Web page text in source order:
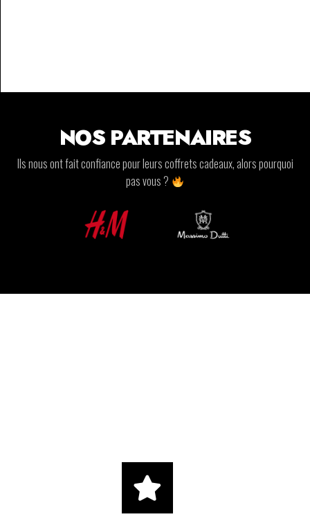
NOS PARTENAIRES
Ils nous ont fait confiance pour leurs coffrets cadeaux, alors pourquoi
pas vous ?